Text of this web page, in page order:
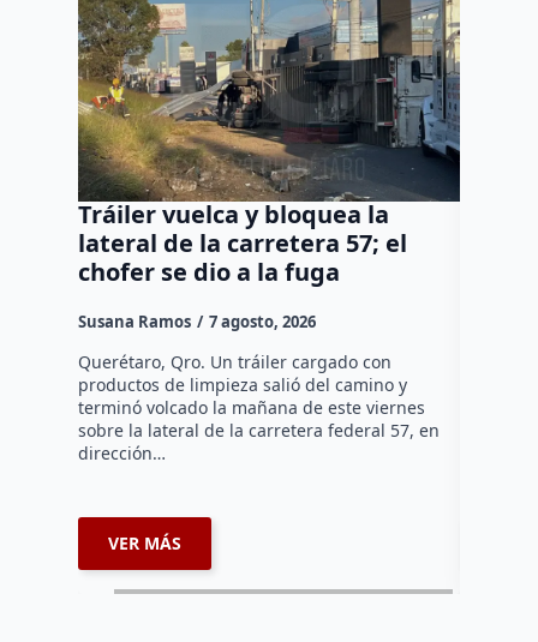
Tráiler vuelca y bloquea la
lateral de la carretera 57; el
chofer se dio a la fuga
Susana Ramos 7 agosto, 2026
Querétaro, Qro. Un tráiler cargado con
productos de limpieza salió del camino y
terminó volcado la mañana de este viernes
sobre la lateral de la carretera federal 57, en
dirección…
VER MÁS